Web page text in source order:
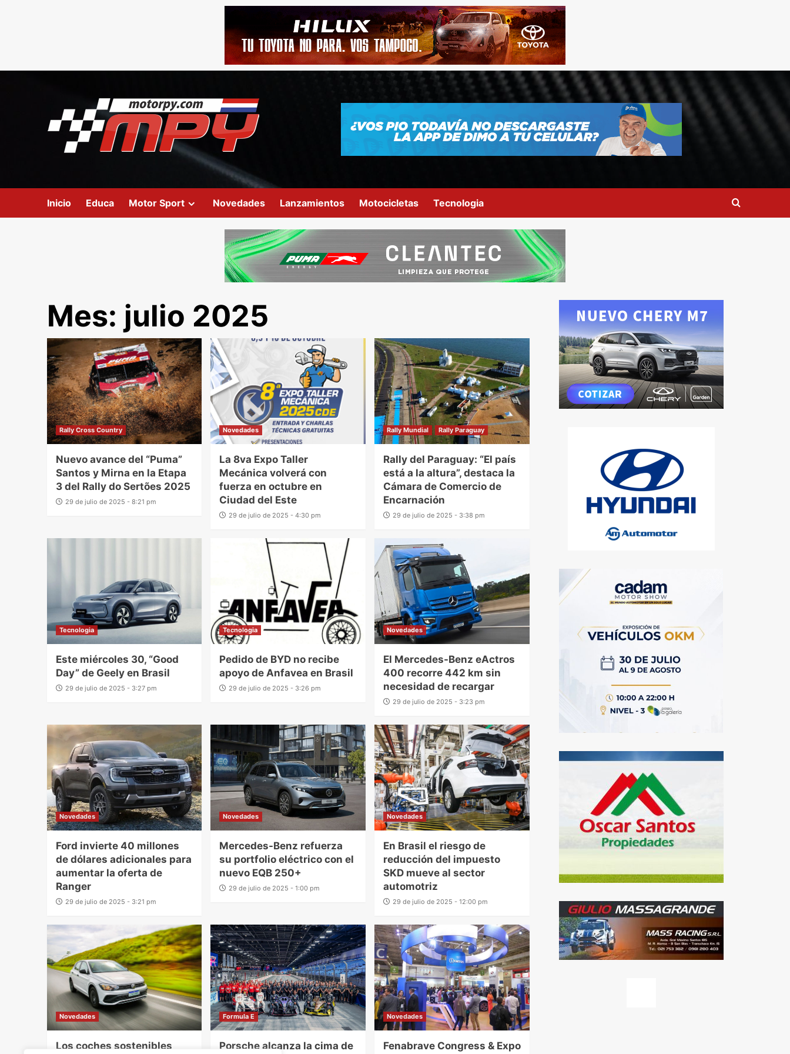
Inicio Educa Motor Sport Novedades Lanzamientos Motocicletas Tecnologia
Mes: julio 2025
Rally Cross Country
Nuevo avance del “Puma”
Santos y Mirna en la Etapa
3 del Rally do Sertões 2025
29 de julio de 2025 - 8:21 pm
Novedades
La 8va Expo Taller
Mecánica volverá con
fuerza en octubre en
Ciudad del Este
29 de julio de 2025 - 4:30 pm
Rally Mundial Rally Paraguay
Rally del Paraguay: “El país
está a la altura”, destaca la
Cámara de Comercio de
Encarnación
29 de julio de 2025 - 3:38 pm
Tecnologia
Este miércoles 30, “Good
Day” de Geely en Brasil
29 de julio de 2025 - 3:27 pm
Tecnologia
Pedido de BYD no recibe
apoyo de Anfavea en Brasil
29 de julio de 2025 - 3:26 pm
Novedades
El Mercedes-Benz eActros
400 recorre 442 km sin
necesidad de recargar
29 de julio de 2025 - 3:23 pm
Novedades
Ford invierte 40 millones
de dólares adicionales para
aumentar la oferta de
Ranger
29 de julio de 2025 - 3:21 pm
Novedades
Mercedes-Benz refuerza
su portfolio eléctrico con el
nuevo EQB 250+
29 de julio de 2025 - 1:00 pm
Novedades
En Brasil el riesgo de
reducción del impuesto
SKD mueve al sector
automotriz
29 de julio de 2025 - 12:00 pm
Novedades
Los coches sostenibles
Formula E
Porsche alcanza la cima de
Novedades
Fenabrave Congress & Expo